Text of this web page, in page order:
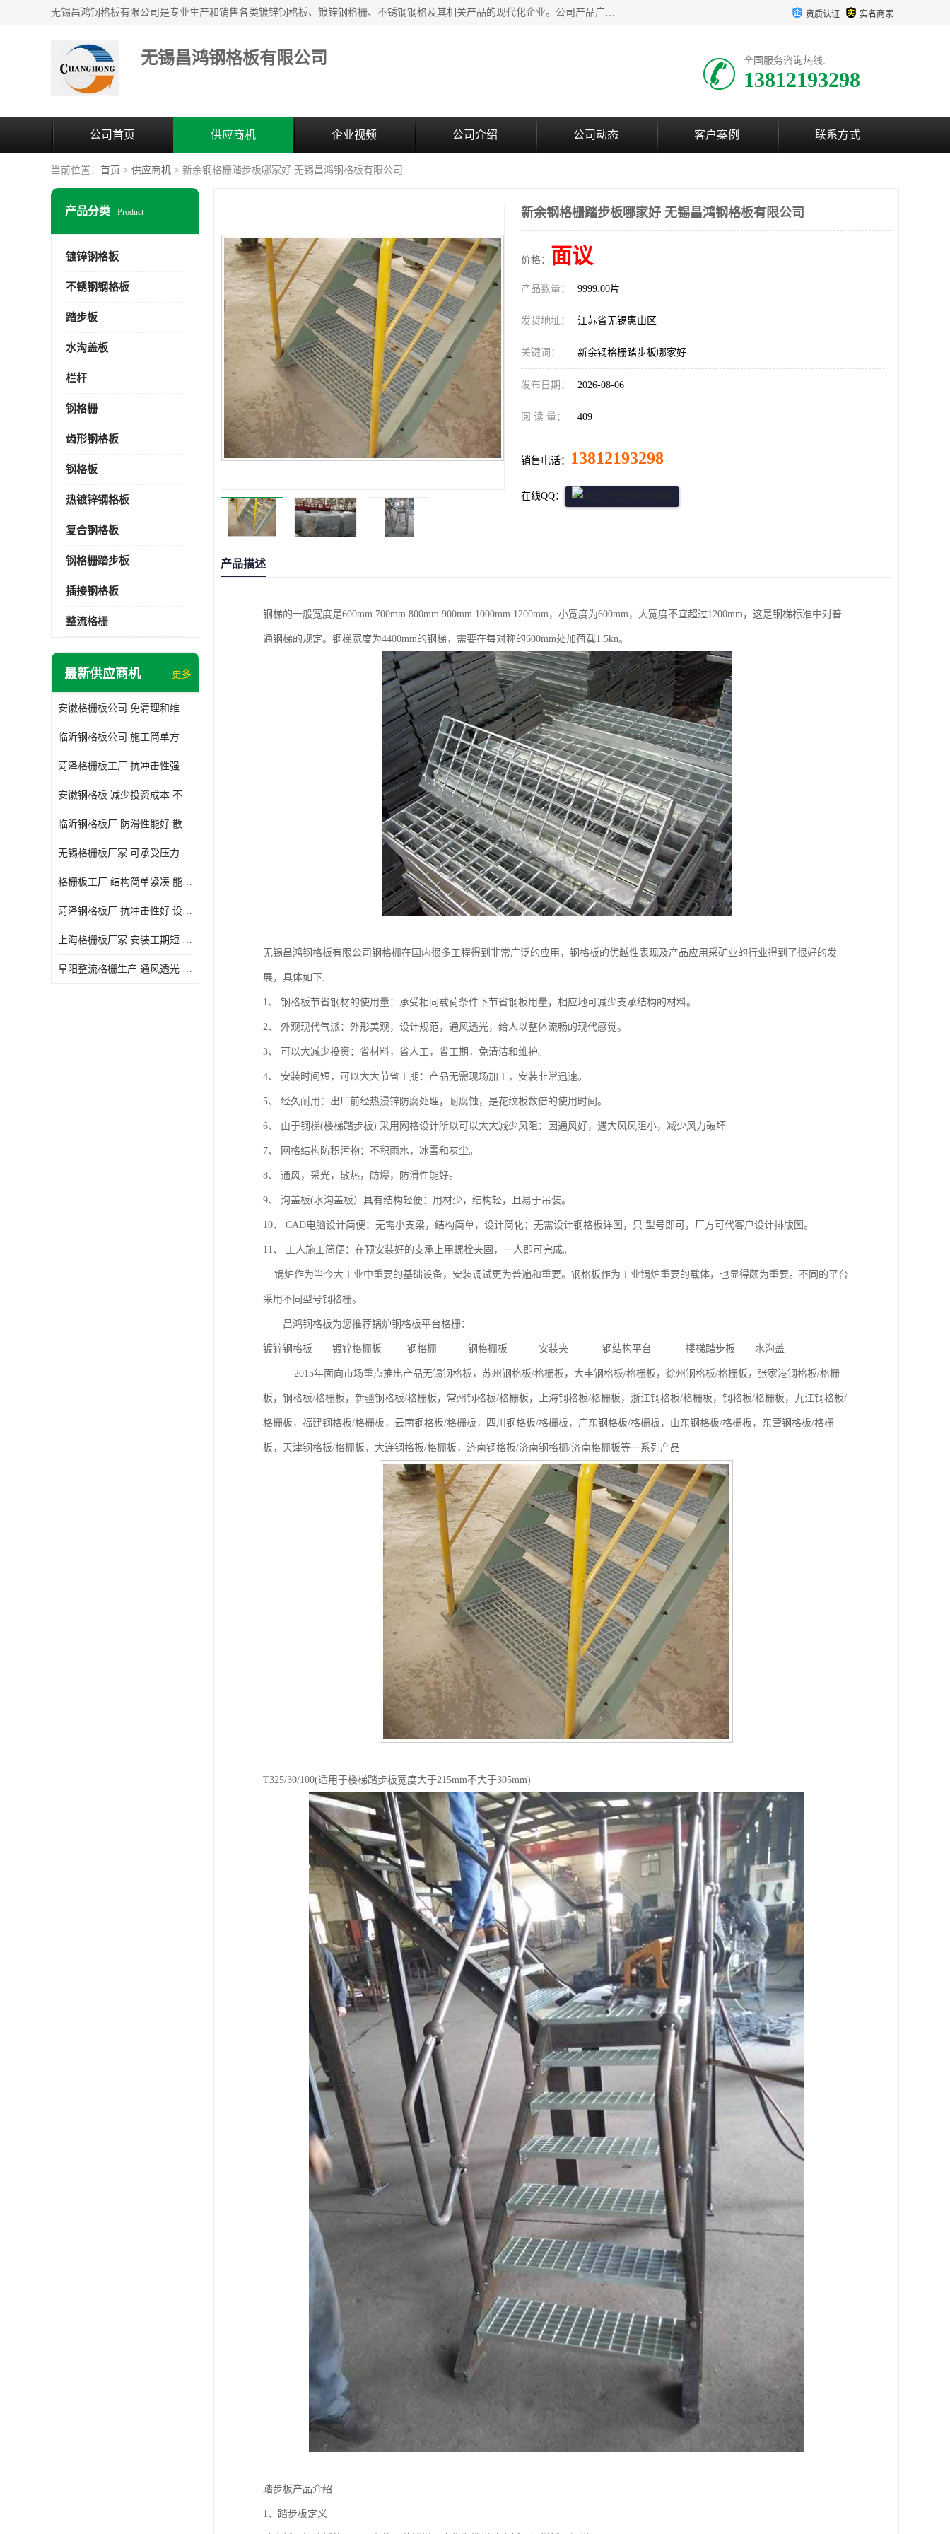
无锡昌鸿钢格板有限公司是专业生产和销售各类镀锌钢格板、镀锌钢格栅、不锈钢钢格及其相关产品的现代化企业。公司产品广泛运用于石油、化工、港口、电力、运输、造纸、医药、钢铁、食品、市政、房地产、制造业等各个领域。 资质认证 实名商家
无锡昌鸿钢格板有限公司 全国服务咨询热线:
13812193298
公司首页 供应商机 企业视频 公司介绍 公司动态 客户案例 联系方式
当前位置： 首页 > 供应商机 > 新余钢格栅踏步板哪家好 无锡昌鸿钢格板有限公司
产品分类 Product
镀锌钢格板
不锈钢钢格板
踏步板
水沟盖板
栏杆
钢格栅
齿形钢格板
钢格板
热镀锌钢格板
复合钢格板
钢格栅踏步板
插接钢格板
整流格栅
最新供应商机 更多
安徽格栅板公司 免清理和维护 安装需要人工少
临沂钢格板公司 施工简单方便 通风好 减少风阻
菏泽格栅板工厂 抗冲击性强 安装需要人工少
安徽钢格板 减少投资成本 不用清洗和维护
临沂钢格板厂 防滑性能好 散热防爆效果好
无锡格栅板厂家 可承受压力强 安装需要人工少
格栅板工厂 结构简单紧凑 能减少风力破坏
菏泽钢格板厂 抗冲击性好 设计规范 通风透光
上海格栅板厂家 安装工期短 通风好 减少风阻
阜阳整流格栅生产 通风透光 免清理和维护
新余钢格栅踏步板哪家好 无锡昌鸿钢格板有限公司
价格： 面议
产品数量： 9999.00片
发货地址： 江苏省无锡惠山区
关键词： 新余钢格栅踏步板哪家好
发布日期： 2026-08-06
阅 读 量： 409
销售电话： 13812193298
在线QQ：
产品描述
钢梯的一般宽度是600mm 700mm 800mm 900mm 1000mm 1200mm，小宽度为600mm，大宽度不宜超过1200mm，这是钢梯标准中对普
通钢梯的规定。钢梯宽度为4400mm的钢梯，需要在每对称的600mm处加荷载1.5kn。
无锡昌鸿钢格板有限公司钢格栅在国内很多工程得到非常广泛的应用，钢格板的优越性表现及产品应用采矿业的行业得到了很好的发
展，具体如下:
1、 钢格板节省钢材的使用量：承受相同载荷条件下节省钢板用量，相应地可减少支承结构的材料。
2、 外观现代气派：外形美观，设计规范，通风透光，给人以整体流畅的现代感觉。
3、 可以大减少投资：省材料，省人工，省工期，免清洁和维护。
4、 安装时间短，可以大大节省工期：产品无需现场加工，安装非常迅速。
5、 经久耐用：出厂前经热浸锌防腐处理，耐腐蚀，是花纹板数倍的使用时间。
6、 由于钢梯(楼梯踏步板) 采用网格设计所以可以大大减少风阻：因通风好，遇大风风阻小，减少风力破坏
7、 网格结构防积污物：不积雨水，冰雪和灰尘。
8、 通风，采光，散热，防爆，防滑性能好。
9、 沟盖板(水沟盖板）具有结构轻便：用材少，结构轻，且易于吊装。
10、 CAD电脑设计简便：无需小支梁，结构简单，设计简化；无需设计钢格板详图，只 型号即可，厂方可代客户设计排版图。
11、 工人施工简便：在预安装好的支承上用螺栓夹固，一人即可完成。
锅炉作为当今大工业中重要的基础设备，安装调试更为普遍和重要。钢格板作为工业锅炉重要的载体，也显得颇为重要。不同的平台
采用不同型号钢格栅。
昌鸿钢格板为您推荐锅炉钢格板平台格栅：
镀锌钢格板 镀锌格栅板 钢格栅 钢格栅板 安装夹 钢结构平台 楼梯踏步板 水沟盖
2015年面向市场重点推出产品无锡钢格板，苏州钢格板/格栅板，大丰钢格板/格栅板，徐州钢格板/格栅板，张家港钢格板/格栅
板，钢格板/格栅板，新疆钢格板/格栅板，常州钢格板/格栅板，上海钢格板/格栅板，浙江钢格板/格栅板，钢格板/格栅板，九江钢格板/
格栅板，福建钢格板/格栅板，云南钢格板/格栅板，四川钢格板/格栅板，广东钢格板/格栅板，山东钢格板/格栅板，东营钢格板/格栅
板，天津钢格板/格栅板，大连钢格板/格栅板，济南钢格板/济南钢格栅/济南格栅板等一系列产品
T325/30/100(适用于楼梯踏步板宽度大于215mm不大于305mm)
踏步板产品介绍
1、踏步板定义